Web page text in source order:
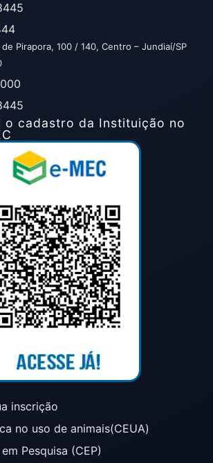
de Pirapora, 100 / 140, Centro – Jundiaí/SP
o cadastro da Instituição no
inscrição
no uso de animais(CEUA)
Pesquisa (CEP)